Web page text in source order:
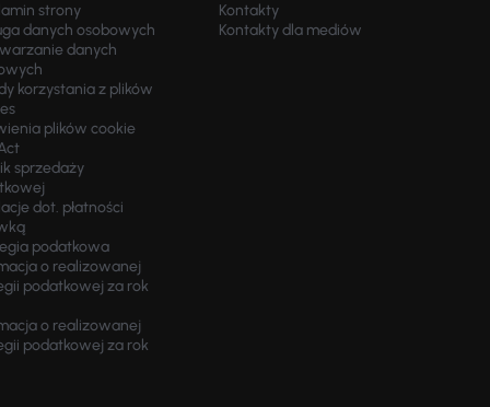
strony
danych osobowych
danych
korzystania z plików
plików cookie
sprzedaży
dot. płatności
podatkowa
o realizowanej
podatkowej za rok
o realizowanej
podatkowej za rok
Kontakty
Kontakty dla mediów